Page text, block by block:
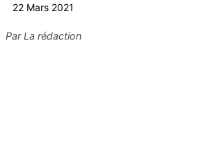
22 Mars 2021
ParLa rédaction